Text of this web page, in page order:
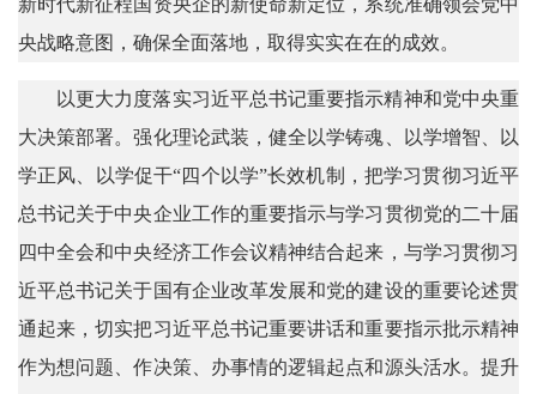
新时代新征程国资央企的新使命新定位，系统准确领会党中
央战略意图，确保全面落地，取得实实在在的成效。
以更大力度落实习近平总书记重要指示精神和党中央重
大决策部署。强化理论武装，健全以学铸魂、以学增智、以
学正风、以学促干“四个以学”长效机制，把学习贯彻习近平
总书记关于中央企业工作的重要指示与学习贯彻党的二十届
四中全会和中央经济工作会议精神结合起来，与学习贯彻习
近平总书记关于国有企业改革发展和党的建设的重要论述贯
通起来，切实把习近平总书记重要讲话和重要指示批示精神
作为想问题、作决策、办事情的逻辑起点和源头活水。提升